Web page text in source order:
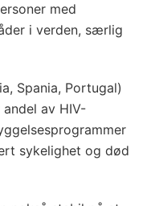
med
i verden, særlig
Spania, Portugal)
av HIV-
sykelighet og død